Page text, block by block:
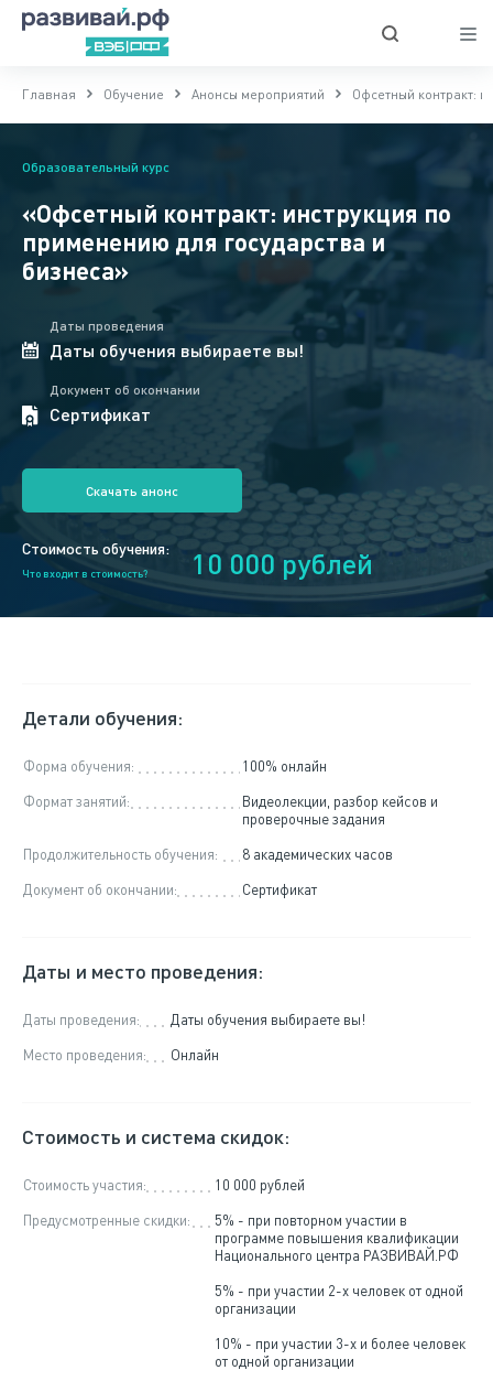
Главная Обучение Анонсы мероприятий Офсетный контракт:
Образовательный курс
«Офсетный контракт: инструкция по
применению для государства и
бизнеса»
Даты проведения
Даты обучения выбираете вы!
Документ об окончании
Сертификат
Скачать анонс
Стоимость обучения:
Что входит в стоимость? 10 000 рублей
Детали обучения:
Форма обучения:
100% онлайн
Формат занятий:
Видеолекции, разбор кейсов и
проверочные задания
Продолжительность обучения:
8 академических часов
Документ об окончании:
Сертификат
Даты и место проведения:
Даты проведения:
Даты обучения выбираете вы!
Место проведения:
Онлайн
Стоимость и система скидок:
Стоимость участия:
10 000 рублей
Предусмотренные скидки:
5% - при повторном участии в
программе повышения квалификации
Национального центра РАЗВИВАЙ.РФ
5% - при участии 2-х человек от одной
организации
10% - при участии 3-х и более человек
от одной организации